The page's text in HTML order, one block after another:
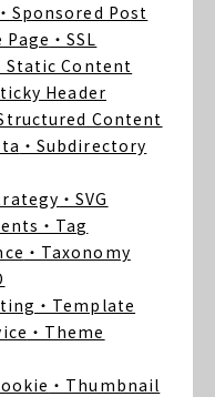
・Sponsored Post
Page ・SSL
Static Content
Header
Content
・Subdirectory
・SVG
・Tag
・Taxonomy
・Template
・Theme
・Thumbnail